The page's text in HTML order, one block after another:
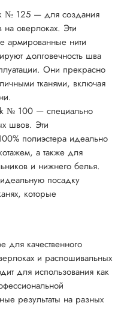
№ 125 — для создания
оверлоках. Эти
армированные нити
долговечность шва
Они прекрасно
тканями, включая
№ 100 — специально
швов. Эти
полиэстера идеально
а также для
и нижнего белья.
идеальную посадку
которые
для качественного
и распошивальных
для использования как
результаты на разных